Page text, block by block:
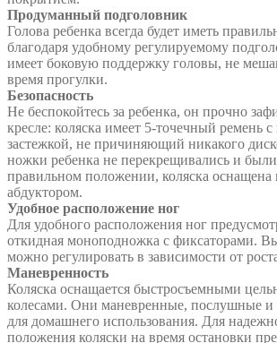
Продуманный подголовник
Голова ребенка всегда будет иметь
благодаря удобному регулируемому
имеет боковую поддержку головы, не
время прогулки.
Безопасность
Не беспокойтесь за ребенка, он прочно
кресле: коляска имеет 5-точечный ремень
застежкой, не причиняющий никакого
ножки ребенка не перекрещивались и
правильном положении, коляска оснащена
абдуктором.
Удобное расположение ног
Для удобного расположения ног
откидная моноподножка с фиксаторами.
можно регулировать в зависимости от
Маневренность
Коляска оснащается быстросъемными
колесами. Они маневренные, послушные и
для домашнего использования. Для
положения коляски на время остановки